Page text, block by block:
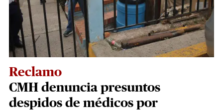
Reclamo
CMH denuncia presuntos
despidos de médicos por